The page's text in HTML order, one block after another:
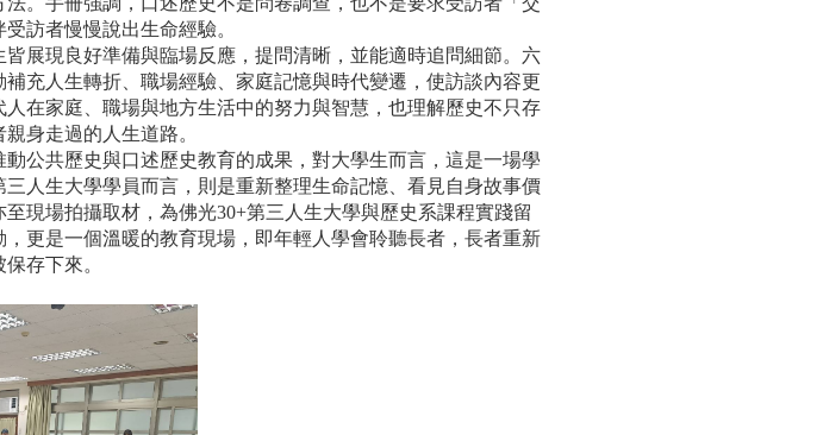
訪者慢慢說出生命經驗。
現良好準備與臨場反應，提問清晰，並能適時追問細節。六
充人生轉折、職場經驗、家庭記憶與時代變遷，使訪談內容更
在家庭、職場與地方生活中的努力與智慧，也理解歷史不只存
身走過的人生道路。
共歷史與口述歷史教育的成果，對大學生而言，這是一場學
人生大學學員而言，則是重新整理生命記憶、看見自身故事價
現場拍攝取材，為佛光30+第三人生大學與歷史系課程實踐留
更是一個溫暖的教育現場，即年輕人學會聆聽長者，長者重新
存下來。